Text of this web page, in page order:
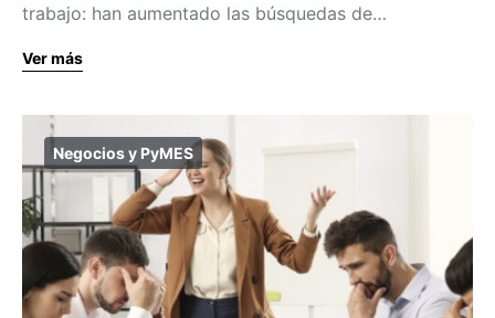
trabajo: han aumentado las búsquedas de…
Ver más
Negocios y PyMES